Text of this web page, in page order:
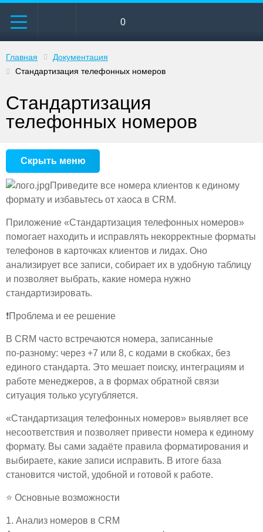
0
Главная
Документация
Стандартизация телефонных номеров
Стандартизация
телефонных номеров
Скрыть меню
Приведите все номера клиентов к единому
формату и избавьтесь от хаоса в CRM.
Приложение «Стандартизация телефонных номеров»
помогает находить и исправлять некорректные форматы
телефонов в карточках клиентов и лидах. Оно
анализирует все записи, собирает их в удобную таблицу
и позволяет выбрать, какие номера нужно
стандартизировать.
❗Проблема и ее решение
В CRM часто встречаются номера, записанные
по‑разному: через +7 или 8, с кодами в скобках, без
единого стандарта. Это мешает поиску, интеграциям и
работе менеджеров, а в формах обратной связи
ситуация только усугубляется.
«Стандартизация телефонных номеров» выявляет все
несоответствия и позволяет привести номера к единому
формату. Вы сами задаёте правила форматирования и
выбираете, какие записи исправить. В итоге база
становится чистой, удобной и готовой к работе.
⭐ Основные возможности
1. Анализ номеров в CRM